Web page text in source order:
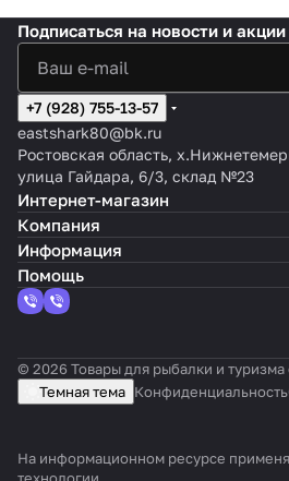
Подписаться на новости и акции
+7 (928) 755-13-57
eastshark80@bk.ru
Ростовская область,
улица Гайдара, 6/3, склад №23
Интернет-магазин
Компания
Информация
Помощь
© 2026 Товары для рыбалки и туризма
Темная тема Конфиденциальность
На информационном ресурсе